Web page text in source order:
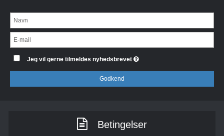
Jeg vil gerne tilmeldes nyhedsbrevet
Godkend
Betingelser